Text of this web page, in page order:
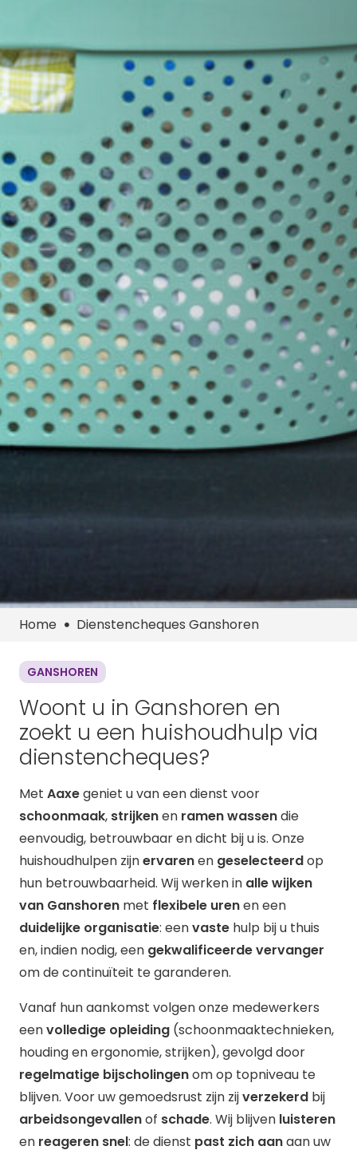
Home Dienstencheques Ganshoren
GANSHOREN
Woont u in Ganshoren en
zoekt u een huishoudhulp via
dienstencheques?
Met Aaxegeniet u van een dienst voor
schoonmaak, strijkenen ramen wassendie
eenvoudig, betrouwbaar en dicht bij u is. Onze
huishoudhulpen zijnervarenen geselecteerdop
hun betrouwbaarheid. Wij werken in alle wijken
van Ganshoren met flexibele urenen een
duidelijke organisatie: eenvaste hulp bij u thuis
en, indien nodig, een gekwalificeerde vervanger
om de continuïteit te garanderen.
Vanaf hun aankomst volgen onze medewerkers
eenvolledige opleiding (schoonmaaktechnieken,
houding en ergonomie, strijken), gevolgd door
regelmatige bijscholingenom op topniveau te
blijven. Voor uw gemoedsrust zijn zijverzekerd bij
arbeidsongevallenof schade. Wij blijven luisteren
en reageren snel: de dienst past zich aanaan uw